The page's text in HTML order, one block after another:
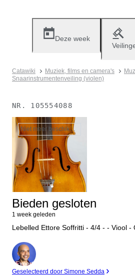
Deze week
Catawiki Muziek, films en camera's
Snaarinstrumentenveiling (violen)
NR. 105554088
Niet meer beschikbaar
Bieden gesloten
1 week geleden
Lebelled Ettore
Expert
Geselecteerd door Simone Sedda